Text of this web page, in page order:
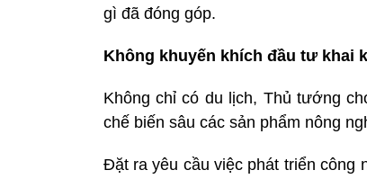
gì đã đóng góp.
Không khuyến khích đầu tư khai
Không chỉ có du lịch, Thủ tướng
chế biến sâu các sản phẩm nông
Đặt ra yêu cầu việc phát triển công